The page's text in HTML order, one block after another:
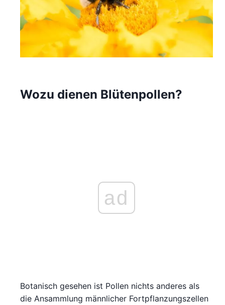
Wozu dienen Blütenpollen?
ad
Botanisch gesehen ist Pollen nichts anderes als
die Ansammlung männlicher Fortpflanzungszellen